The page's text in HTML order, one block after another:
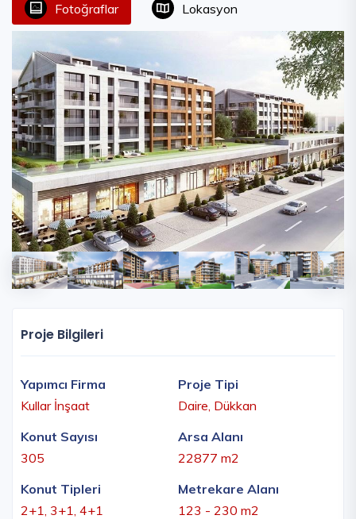
Fotoğraflar Lokasyon
Proje Bilgileri
Yapımcı Firma
Kullar İnşaat
Proje Tipi
Daire, Dükkan
Konut Sayısı
305
Arsa Alanı
22877 m2
Konut Tipleri
2+1, 3+1, 4+1
Metrekare Alanı
123 - 230 m2